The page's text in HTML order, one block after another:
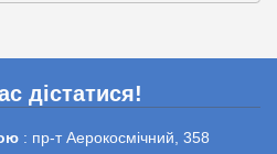
дістатися!
: пр-т Аерокосмічний, 358